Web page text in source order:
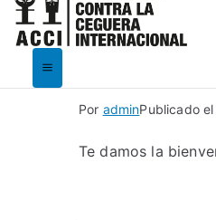
Por adminPublicado el
Te damos la